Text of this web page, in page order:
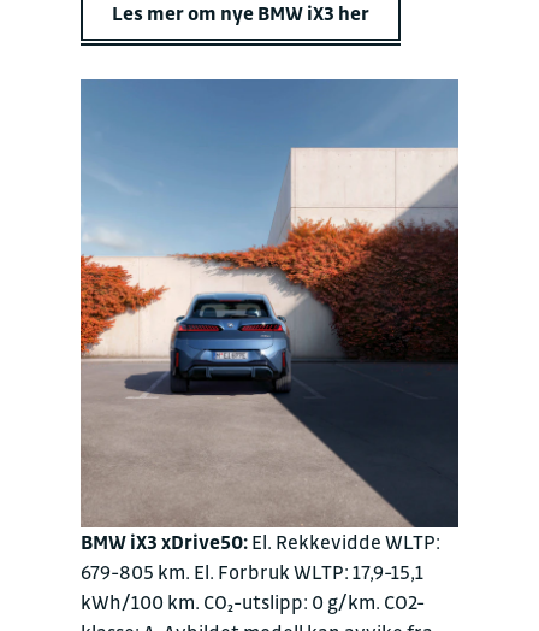
Les mer om nye BMW iX3 her
BMW iX3 xDrive50: El. Rekkevidde WLTP:
679-805 km. El. Forbruk WLTP: 17,9-15,1
kWh/100 km. CO₂-utslipp: 0 g/km. CO2-